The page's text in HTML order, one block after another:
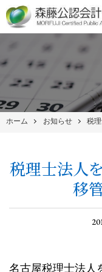
ホーム お知らせ 税
税理士法人
移
名古屋税理士法人